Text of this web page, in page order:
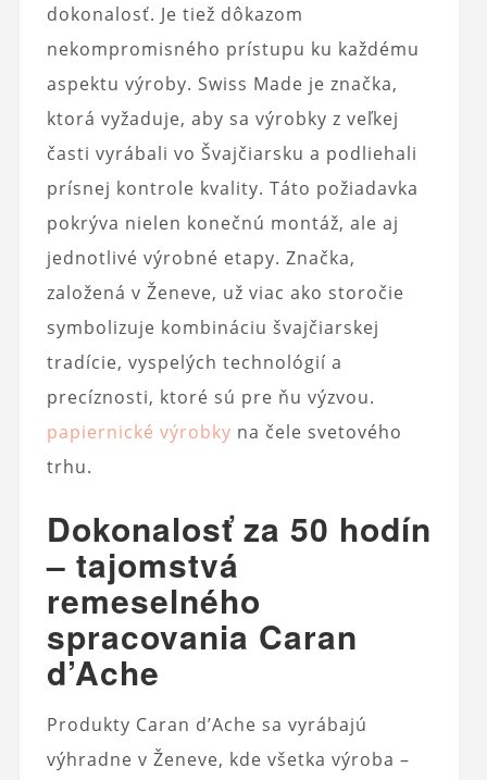
dokonalosť. Je tiež dôkazom
nekompromisného prístupu ku každému
aspektu výroby. Swiss Made je značka,
ktorá vyžaduje, aby sa výrobky z veľkej
časti vyrábali vo Švajčiarsku a podliehali
prísnej kontrole kvality. Táto požiadavka
pokrýva nielen konečnú montáž, ale aj
jednotlivé výrobné etapy. Značka,
založená v Ženeve, už viac ako storočie
symbolizuje kombináciu švajčiarskej
tradície, vyspelých technológií a
precíznosti, ktoré sú pre ňu výzvou.
papiernické výrobky na čele svetového
trhu.
Dokonalosť za 50 hodín
– tajomstvá
remeselného
spracovania Caran
d’Ache
Produkty Caran d’Ache sa vyrábajú
výhradne v Ženeve, kde všetka výroba –